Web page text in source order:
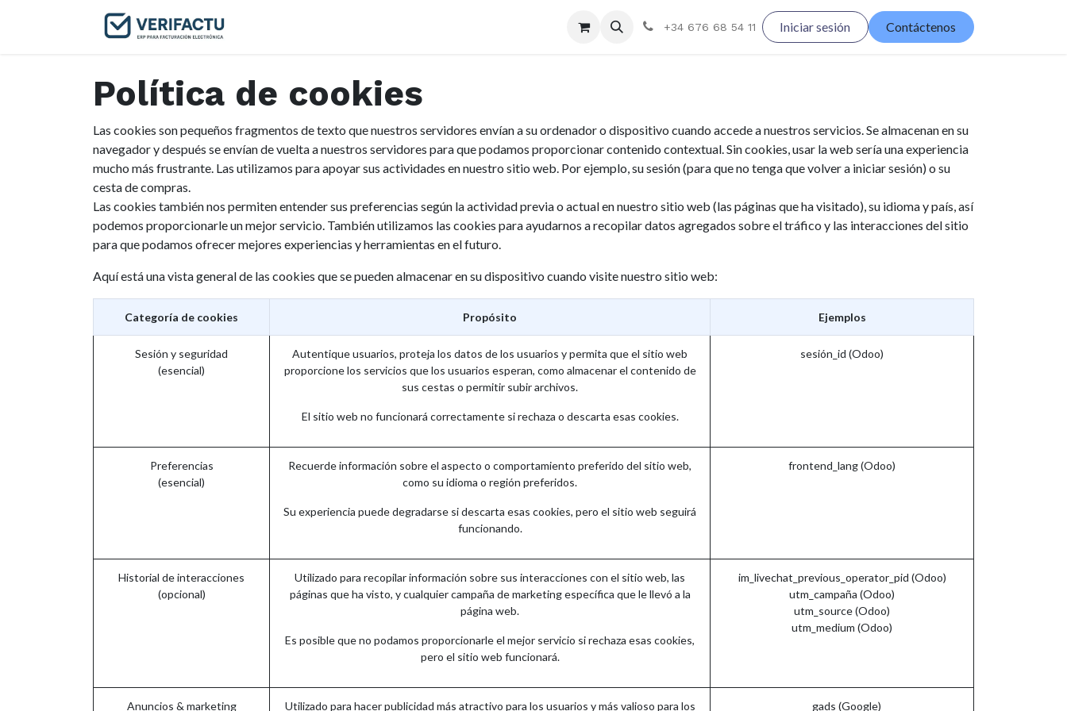
+34 676 68 54 11 Iniciar sesión Contáctenos
Política de cookies
Las cookies son pequeños fragmentos de texto que nuestros servidores envían a su ordenador o dispositivo cuando accede a nuestros servicios. Se almacenan en su
navegador y después se envían de vuelta a nuestros servidores para que podamos proporcionar contenido contextual. Sin cookies, usar la web sería una experiencia
mucho más frustrante. Las utilizamos para apoyar sus actividades en nuestro sitio web. Por ejemplo, su sesión (para que no tenga que volver a iniciar sesión) o su
cesta de compras.
Las cookies también nos permiten entender sus preferencias según la actividad previa o actual en nuestro sitio web (las páginas que ha visitado), su idioma y país, así
podemos proporcionarle un mejor servicio. También utilizamos las cookies para ayudarnos a recopilar datos agregados sobre el tráfico y las interacciones del sitio
para que podamos ofrecer mejores experiencias y herramientas en el futuro.
Aquí está una vista general de las cookies que se pueden almacenar en su dispositivo cuando visite nuestro sitio web:
Categoría de cookies Propósito Ejemplos
Sesión y seguridad
(esencial)
Autentique usuarios, proteja los datos de los usuarios y permita que el sitio web
proporcione los servicios que los usuarios esperan, como almacenar el contenido de
sus cestas o permitir subir archivos.
El sitio web no funcionará correctamente si rechaza o descarta esas cookies.
sesión_id (Odoo)
Preferencias
(esencial)
Recuerde información sobre el aspecto o comportamiento preferido del sitio web,
como su idioma o región preferidos.
Su experiencia puede degradarse si descarta esas cookies, pero el sitio web seguirá
funcionando.
frontend_lang (Odoo)
Historial de interacciones
(opcional)
Utilizado para recopilar información sobre sus interacciones con el sitio web, las
páginas que ha visto, y cualquier campaña de marketing específica que le llevó a la
página web.
Es posible que no podamos proporcionarle el mejor servicio si rechaza esas cookies,
pero el sitio web funcionará.
im_livechat_previous_operator_pid (Odoo)
utm_campaña (Odoo)
utm_source (Odoo)
utm_medium (Odoo)
Anuncios & marketing Utilizado para hacer publicidad más atractivo para los usuarios y más valioso para los __gads (Google)